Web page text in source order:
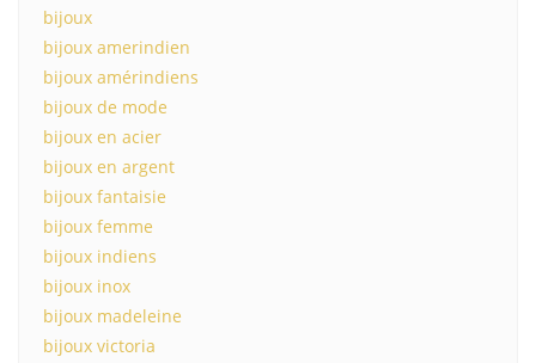
bijoux
bijoux amerindien
bijoux amérindiens
bijoux de mode
bijoux en acier
bijoux en argent
bijoux fantaisie
bijoux femme
bijoux indiens
bijoux inox
bijoux madeleine
bijoux victoria